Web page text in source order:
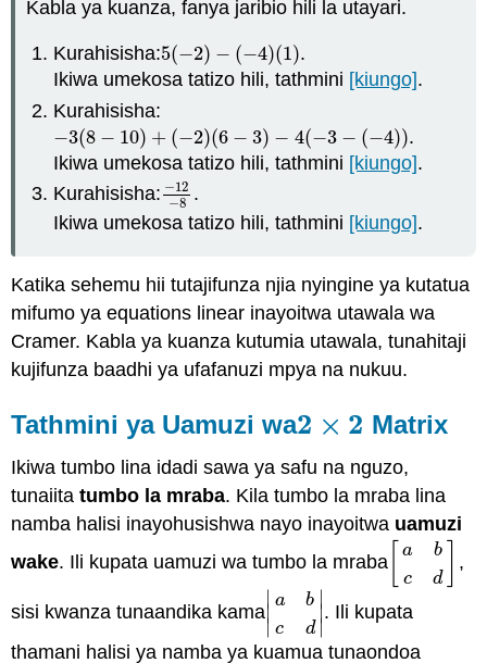
Kabla ya kuanza, fanya jaribio hili la utayari.
Kurahisisha:5(−2) − (−4)(1)
5(−2)−(−4)(1)
.
Ikiwa umekosa tatizo hili, tathmini [kiungo].
Kurahisisha:
−3(8 − 10) + (−2)(6 − 3) − 4(−3 − (−4))
−3(8−10)+ (−2)(6−3) −4 (− 3− (−4))
.
Ikiwa umekosa tatizo hili, tathmini [kiungo].
Kurahisisha: −12
−8
−12−.
Ikiwa umekosa tatizo hili, tathmini [kiungo].
Katika sehemu hii tutajifunza njia nyingine ya kutatua
mifumo ya equations linear inayoitwa utawala wa
Cramer. Kabla ya kuanza kutumia utawala, tunahitaji
kujifunza baadhi ya ufafanuzi mpya na nukuu.
Tathmini ya Uamuzi wa2 × 2
2 ×2 Matrix
Ikiwa tumbo lina idadi sawa ya safu na nguzo,
tunaiitatumbo la mraba. Kila tumbo la mraba lina
namba halisi inayohusishwa nayo inayoitwa uamuzi
wake. Ili kupata uamuzi wa tumbo la mraba
a
c
b
d
,
sisi kwanza tunaandika kama
∣
∣
∣
a
c
b
d
∣
∣
∣
| ab d . Ili kupata
thamani halisi ya namba ya kuamua tunaondoa